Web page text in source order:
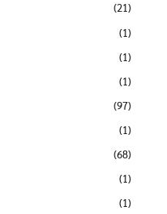
(21)
(1)
(1)
(1)
(97)
(1)
(68)
(1)
(1)